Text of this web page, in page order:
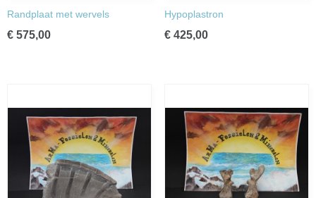
Randplaat met wervels
€ 575,00
Hypoplastron
€ 425,00